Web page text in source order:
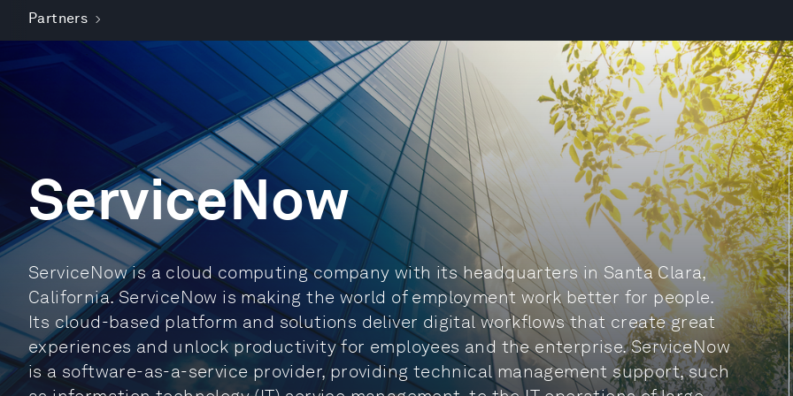
Partners
ServiceNow
ServiceNow is a cloud computing company with its headquarters in Santa Clara,
California. ServiceNow is making the world of employment work better for people.
Its cloud-based platform and solutions deliver digital workflows that create great
experiences and unlock productivity for employees and the enterprise. ServiceNow
is a software-as-a-service provider, providing technical management support, such